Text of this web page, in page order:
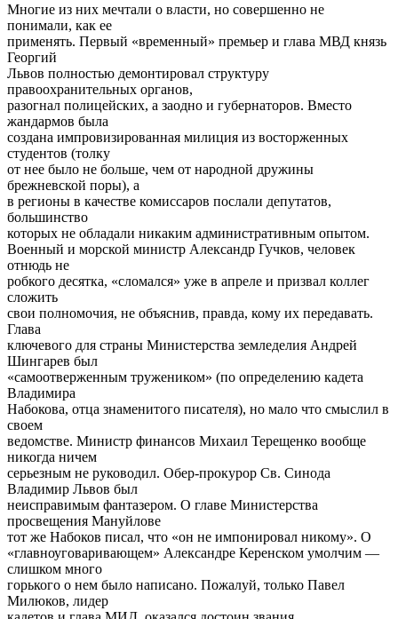
Многие из них мечтали о власти, но совершенно не
понимали, как ее
применять. Первый «временный» премьер и глава МВД князь
Георгий
Львов полностью демонтировал структуру
правоохранительных органов,
разогнал полицейских, а заодно и губернаторов. Вместо
жандармов была
создана импровизированная милиция из восторженных
студентов (толку
от нее было не больше, чем от народной дружины
брежневской поры), а
в регионы в качестве комиссаров послали депутатов,
большинство
которых не обладали никаким административным опытом.
Военный и морской министр Александр Гучков, человек
отнюдь не
робкого десятка, «сломался» уже в апреле и призвал коллег
сложить
свои полномочия, не объяснив, правда, кому их передавать.
Глава
ключевого для страны Министерства земледелия Андрей
Шингарев был
«самоотверженным тружеником» (по определению кадета
Владимира
Набокова, отца знаменитого писателя), но мало что смыслил в
своем
ведомстве. Министр финансов Михаил Терещенко вообще
никогда ничем
серьезным не руководил. Обер-прокурор Св. Синода
Владимир Львов был
неисправимым фантазером. О главе Министерства
просвещения Мануйлове
тот же Набоков писал, что «он не импонировал никому». О
«главноуговаривающем» Александре Керенском умолчим —
слишком много
горького о нем было написано. Пожалуй, только Павел
Милюков, лидер